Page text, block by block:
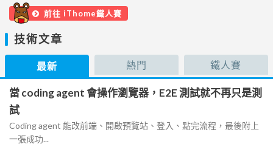
前往 iThome鐵人賽
技術文章
最新 熱門 鐵人賽
當 coding agent 會操作瀏覽器，E2E 測試就不再只是測
試
Coding agent 能改前端、開啟預覽站、登入、點完流程，最後附上
一張成功...